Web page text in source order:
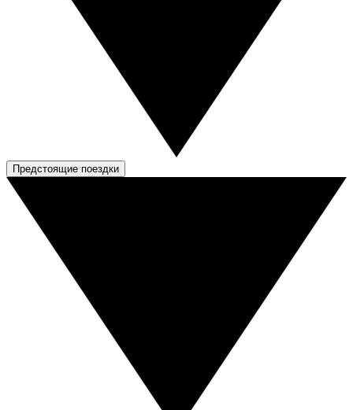
Предстоящие поездки